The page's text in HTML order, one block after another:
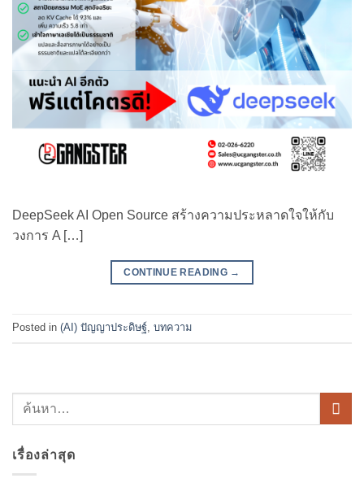
DeepSeek AI Open Source สร้างความประหลาดใจให้กับ
วงการ A […]
CONTINUE READING →
Posted in (AI) ปัญญาประดิษฐ์ บทความ
เรื่องล่าสุด